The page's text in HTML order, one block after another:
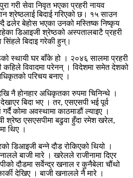
गरी सेवा निवृत भएका प्रहरी नायव
श्रेष्ठलाई बिदाई गरिएको छ। १५ साउन
ढलेर बेहोस भएका उनको मस्तिष्क निष्कृय
डिआइजी श्रेष्ठको अस्पतालबाटै प्रहरी
सिंहले बिदाइ गरेकी हुन्।
स्थायी घर बाँके हो । २०४६ सालमा प्रहरी
कहिले विवादमा परेनन् । विदेशमा समेत देशको
परिचय बनाए ।
नै होनहार अधिकृतका रुपमा चिनिन्थे ।
बिदा भए । तर, एसएसपी भई पूर्व
गर्दै कोमा अवस्थामा काठमाडौं ल्याइए ।
श्रेष्ठ एसएसपीमा बढुवा हुँदा रमेश खरेल,
थिए ।
डिआइजी बन्ने दौड रोकिएको थियो ।
बाजी मारे । खरेलले राजीनामा दिएर
दौडमा सर्वेन्द्र खनाल र कुनैबेला चौंथो
देखिए । बाजी खनालले नै मारे ।